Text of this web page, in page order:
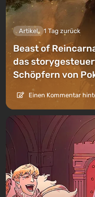
Artikel 1 Tag zurück
Beast of
das
Schöpfern von
Einen Kommentar